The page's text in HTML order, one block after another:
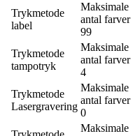
Trykmetode
label
Maksimale
antal farver
99
Trykmetode
tampotryk
Maksimale
antal farver
4
Trykmetode
Lasergravering
Maksimale
antal farver
0
Maksimale